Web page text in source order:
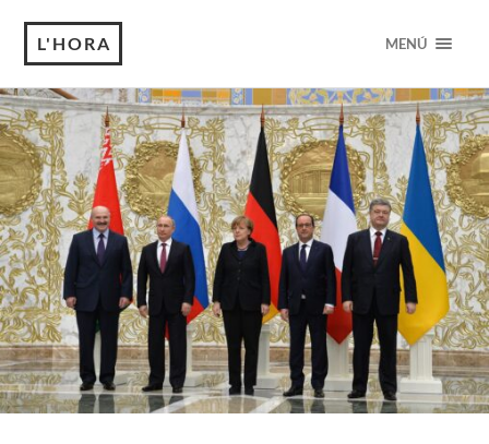
L'HORA MENÚ